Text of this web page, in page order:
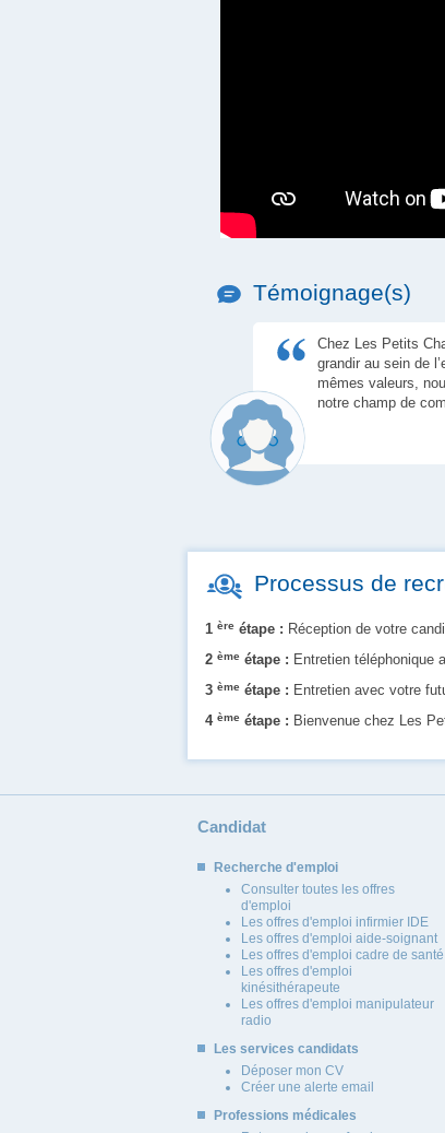
Témoignage(s)
Chez Les Petits
grandir au sein de
mêmes valeurs,
notre champ de
Processus de
1 ère étape : Réception de votre
2 ème étape : Entretien téléphonique
3 ème étape : Entretien avec votre
4 ème étape : Bienvenue chez Les
Candidat
Recherche d'emploi
Consulter toutes les offres
d'emploi
Les offres d'emploi infirmier IDE
Les offres d'emploi aide-soignant
Les offres d'emploi cadre de santé
Les offres d'emploi
kinésithérapeute
Les offres d'emploi manipulateur
radio
Les services candidats
Déposer mon CV
Créer une alerte email
Professions médicales